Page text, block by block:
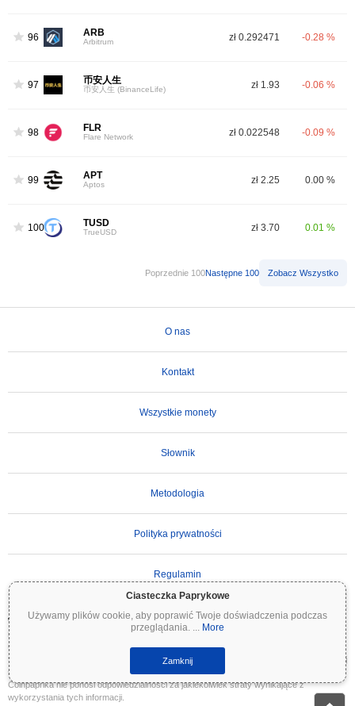
Ciasteczka Paprykowe
Używamy plików cookie, aby poprawić Twoje doświadczenia podczas
przeglądania. ... More
Zamknij
96 ARB
Arbitrum zł 0.292471 -0.28 %
97 币安人生
币安人生 (BinanceLife) zł 1.93 -0.06 %
98 FLR
Flare Network zł 0.022548 -0.09 %
99 APT
Aptos zł 2.25 0.00 %
100 TUSD
TrueUSD zł 3.70 0.01 %
Poprzednie 100Następne 100 Zobacz Wszystko
O nas
Kontakt
Wszystkie monety
Słownik
Metodologia
Polityka prywatności
Regulamin
WAŻNE ZASTRZEŻENIE:Kryptowaluty są wysoce zmienne i wiążą się ze znacznym
ryzykiem. Możesz stracić część lub całość swojej inwestycji. Wszystkie informacje na
Coinpaprika są udostępniane wyłącznie w celach informacyjnych i nie stanowią porady
finansowej ani inwestycyjnej. Zawsze przeprowadzaj własne badania (DYOR) i konsultuj
się z wykwalifikowanym doradcą finansowym przed podjęciem decyzji inwestycyjnych.
Coinpaprika nie ponosi odpowiedzialności za jakiekolwiek straty wynikające z
wykorzystania tych informacji.